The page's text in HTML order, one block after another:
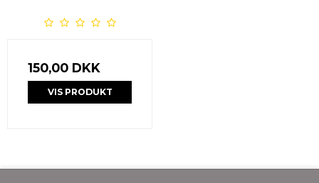
150,00 DKK
VIS PRODUKT